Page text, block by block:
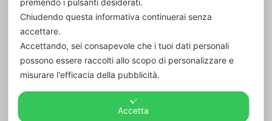
premendo i pulsanti desiderati.
Chiudendo questa informativa continuerai senza
accettare.
Accettando, sei consapevole che i tuoi dati personali
possono essere raccolti allo scopo di personalizzare e
misurare l'efficacia della pubblicità.
Accetta